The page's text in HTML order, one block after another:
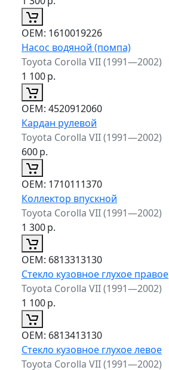
ОЕМ: 1610019226
Насос водяной (помпа)
Toyota Corolla VII (1991—2002)
1 100р.
ОЕМ: 4520912060
Кардан рулевой
Toyota Corolla VII (1991—2002)
600р.
ОЕМ: 1710111370
Коллектор впускной
Toyota Corolla VII (1991—2002)
1 300р.
ОЕМ: 6813313130
Стекло кузовное глухое правое
Toyota Corolla VII (1991—2002)
1 100р.
ОЕМ: 6813413130
Стекло кузовное глухое левое
Toyota Corolla VII (1991—2002)